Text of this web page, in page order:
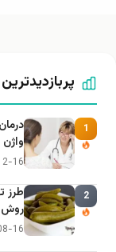
1
16
2
روش
16